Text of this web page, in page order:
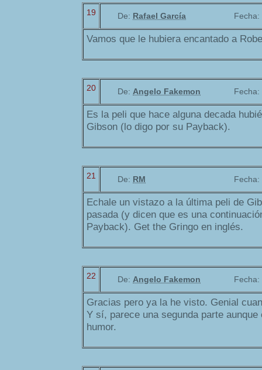
19 De: Rafael García Fecha:
Vamos que le hubiera encantado a
20 De: Angelo Fakemon Fecha:
Es la peli que hace alguna decada
Gibson (lo digo por su Payback).
21 De: RM Fecha:
Echale un vistazo a la última peli de
pasada (y dicen que es una
Payback). Get the Gringo en inglés.
22 De: Angelo Fakemon Fecha:
Gracias pero ya la he visto. Genial
Y sí, parece una segunda parte
humor.